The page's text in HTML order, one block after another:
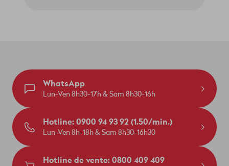
WhatsApp
Lun-Ven 8h30-17h & Sam 8h30-16h
Hotline: 0900 94 93 92 (1.50/min.)
Lun-Ven 8h-18h & Sam 8h30-16h30
Hotline de vente: 0800 409 409